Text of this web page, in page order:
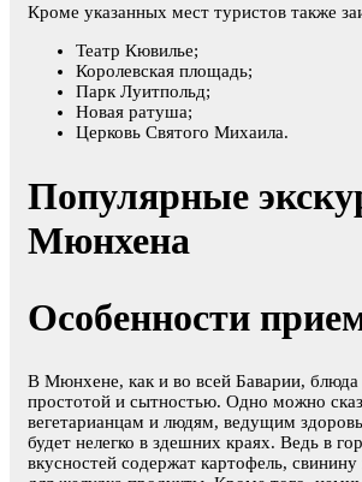
Кроме указанных мест туристов также
Театр Кювилье;
Королевская площадь;
Парк Луитпольд;
Новая ратуша;
Церковь Святого Михаила.
Популярные
Мюнхена
Особенности
В Мюнхене, как и во всей Баварии, блюда
простотой и сытностью. Одно можно
вегетарианцам и людям, ведущим
будет нелегко в здешних краях. Ведь в
вкусностей содержат картофель,